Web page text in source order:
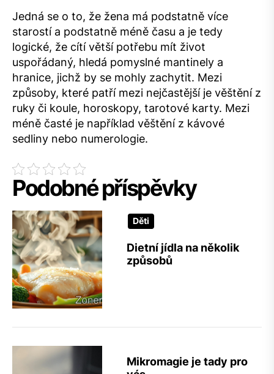
Jedná se o to, že žena má podstatně více
starostí a podstatně méně času a je tedy
logické, že cítí větší potřebu mít život
uspořádaný, hledá pomyslné mantinely a
hranice, jichž by se mohly zachytit. Mezi
způsoby, které patří mezi nejčastější je věštění z
ruky či koule, horoskopy, tarotové karty. Mezi
méně časté je například věštění z kávové
sedliny nebo numerologie.
Podobné příspěvky
Děti
Dietní jídla na několik
způsobů
Mikromagie je tady pro